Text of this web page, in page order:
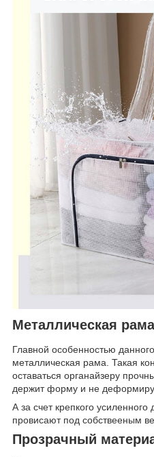
Металлическая рама
Главной особенностью
металлическая рама. Такая
оставаться органайзеру
держит форму и не
А за счет крепкого
провисают под собствееным
Прозрачный